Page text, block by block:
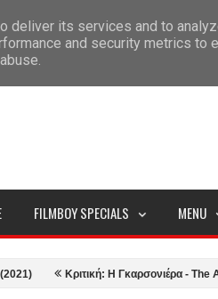
FILMBOY SPECIALS MENU
Κριτική: Η Γκαρσονιέρα - The
its services and to
and security metrics to